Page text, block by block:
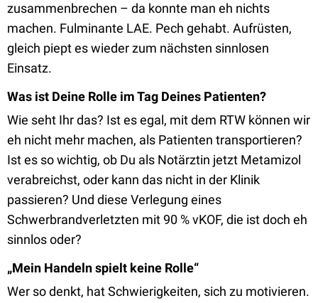
zusammenbrechen – da konnte man eh nichts
machen. Fulminante LAE. Pech gehabt. Aufrüsten,
gleich piept es wieder zum nächsten sinnlosen
Einsatz.
Was ist Deine Rolle im Tag Deines Patienten?
Wie seht Ihr das? Ist es egal, mit dem RTW können wir
eh nicht mehr machen, als Patienten transportieren?
Ist es so wichtig, ob Du als Notärztin jetzt Metamizol
verabreichst, oder kann das nicht in der Klinik
passieren? Und diese Verlegung eines
Schwerbrandverletzten mit 90 % vKOF, die ist doch eh
sinnlos oder?
„Mein Handeln spielt keine Rolle“
Wer so denkt, hat Schwierigkeiten, sich zu motivieren.